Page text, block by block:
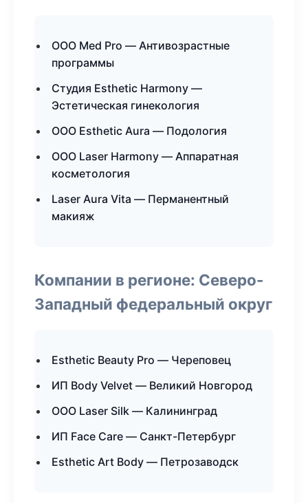
ООО Med Pro — Антивозрастные
программы
Студия Esthetic Harmony —
Эстетическая гинекология
ООО Esthetic Aura — Подология
ООО Laser Harmony — Аппаратная
косметология
Laser Aura Vita — Перманентный
макияж
Компании в регионе: Северо-
Западный федеральный округ
Esthetic Beauty Pro — Череповец
ИП Body Velvet — Великий Новгород
ООО Laser Silk — Калининград
ИП Face Care — Санкт-Петербург
Esthetic Art Body — Петрозаводск